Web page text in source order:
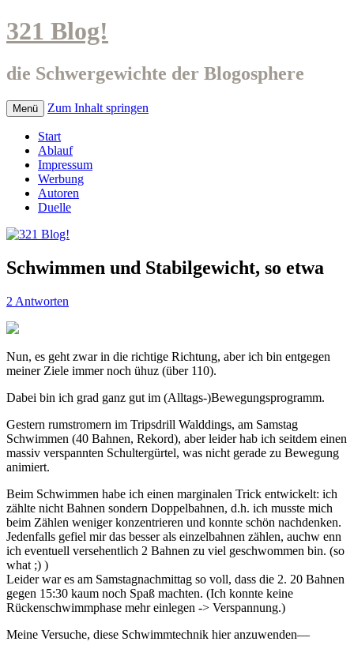
321 Blog!
die Schwergewichte der Blogosphere
Menü Zum Inhalt springen
Start
Ablauf
Impressum
Werbung
Autoren
Duelle
Schwimmen und Stabilgewicht, so etwa
2 Antworten
Nun, es geht zwar in die richtige Richtung, aber ich bin entgegen
meiner Ziele immer noch ühuz (über 110).
Dabei bin ich grad ganz gut im (Alltags-)Bewegungsprogramm.
Gestern rumstromern im Tripsdrill Walddings, am Samstag
Schwimmen (40 Bahnen, Rekord), aber leider hab ich seitdem einen
massiv verspannten Schultergürtel, was nicht gerade zu Bewegung
animiert.
Beim Schwimmen habe ich einen marginalen Trick entwickelt: ich
zählte nicht Bahnen sondern Doppelbahnen, d.h. ich musste mich
beim Zählen weniger konzentrieren und konnte schön nachdenken.
Jedenfalls gefiel mir das besser als einzelbahnen zählen, auchw enn
ich eventuell versehentlich 2 Bahnen zu viel geschwommen bin. (so
what ;) )
Leider war es am Samstagnachmittag so voll, dass die 2. 20 Bahnen
gegen 15:30 kaum noch Spaß machten. (Ich konnte keine
Rückenschwimmphase mehr einlegen -> Verspannung.)
Meine Versuche, diese Schwimmtechnik hier anzuwenden—